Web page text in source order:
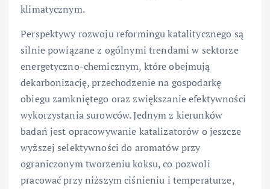
klimatycznym.
Perspektywy rozwoju reformingu katalitycznego są
silnie powiązane z ogólnymi trendami w sektorze
energetyczno-chemicznym, które obejmują
dekarbonizację, przechodzenie na gospodarkę
obiegu zamkniętego oraz zwiększanie efektywności
wykorzystania surowców. Jednym z kierunków
badań jest opracowywanie katalizatorów o jeszcze
wyższej selektywności do aromatów przy
ograniczonym tworzeniu koksu, co pozwoli
pracować przy niższym ciśnieniu i temperaturze,